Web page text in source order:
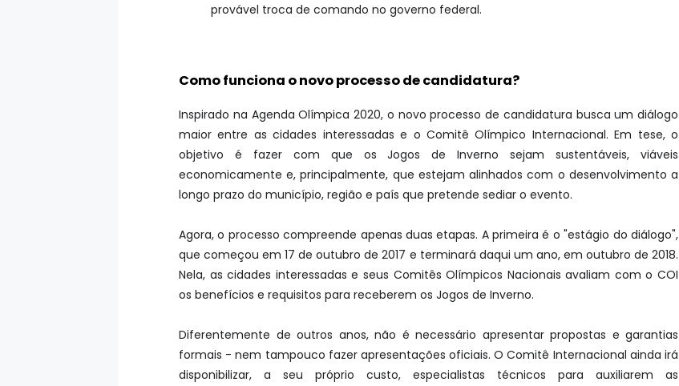
provável troca de comando no governo federal.
Como funciona o novo processo de candidatura?
Inspirado na Agenda Olímpica 2020, o novo processo de candidatura busca um diálogo
maior entre as cidades interessadas e o Comitê Olímpico Internacional. Em tese, o
objetivo é fazer com que os Jogos de Inverno sejam sustentáveis, viáveis
economicamente e, principalmente, que estejam alinhados com o desenvolvimento a
longo prazo do município, região e país que pretende sediar o evento.
Agora, o processo compreende apenas duas etapas. A primeira é o "estágio do diálogo",
que começou em 17 de outubro de 2017 e terminará daqui um ano, em outubro de 2018.
Nela, as cidades interessadas e seus Comitês Olímpicos Nacionais avaliam com o COI
os benefícios e requisitos para receberem os Jogos de Inverno.
Diferentemente de outros anos, não é necessário apresentar propostas e garantias
formais - nem tampouco fazer apresentações oficiais. O Comitê Internacional ainda irá
disponibilizar, a seu próprio custo, especialistas técnicos para auxiliarem as